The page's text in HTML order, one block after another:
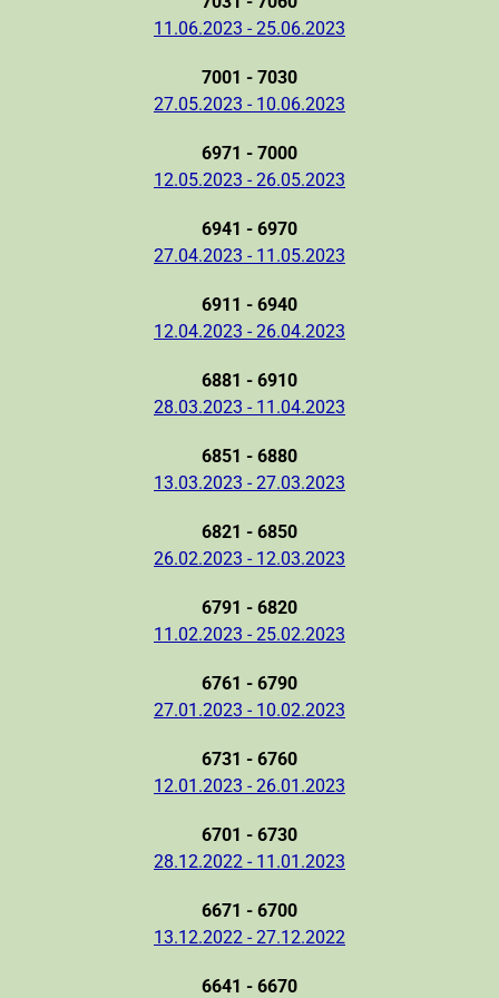
11.06.2023 - 25.06.2023
7001 - 7030
27.05.2023 - 10.06.2023
6971 - 7000
12.05.2023 - 26.05.2023
6941 - 6970
27.04.2023 - 11.05.2023
6911 - 6940
12.04.2023 - 26.04.2023
6881 - 6910
28.03.2023 - 11.04.2023
6851 - 6880
13.03.2023 - 27.03.2023
6821 - 6850
26.02.2023 - 12.03.2023
6791 - 6820
11.02.2023 - 25.02.2023
6761 - 6790
27.01.2023 - 10.02.2023
6731 - 6760
12.01.2023 - 26.01.2023
6701 - 6730
28.12.2022 - 11.01.2023
6671 - 6700
13.12.2022 - 27.12.2022
6641 - 6670